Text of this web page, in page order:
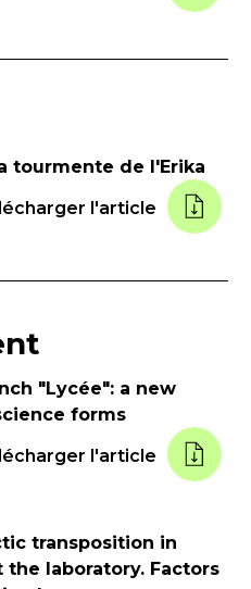
tourmente de l'Erika
l'article
"Lycée": a new
forms
l'article
transposition in
laboratory. Factors